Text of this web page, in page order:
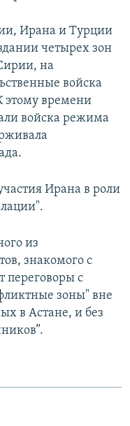
Ирана и Турции
четырех зон
на
войска
этому времени
войска режима
Ирана в роли
из
знакомого с
переговоры с
зоны" вне
в Астане, и без